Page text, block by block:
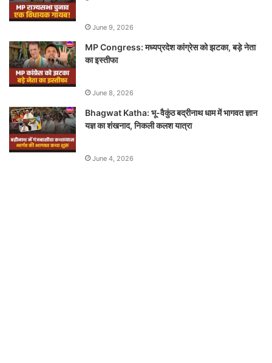
June 9, 2026
MP Congress: मध्यप्रदेश कांग्रेस को झटका, बड़े नेता
का इस्तीफा
June 8, 2026
Bhagwat Katha: भू-वैकुंठ बद्रीनाथ धाम में भागवत ज्ञान
यज्ञ का शंखनाद, निकली कलश यात्रा
June 4, 2026